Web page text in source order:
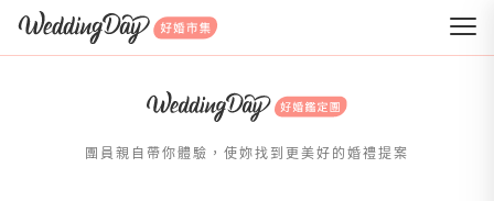
WeddingDay 好婚市集
團員親自帶你體驗，使妳找到更美好的婚禮提案